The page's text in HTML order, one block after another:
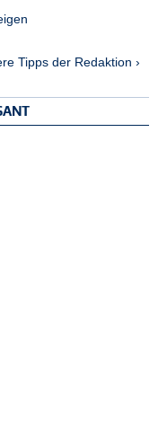
Tipps der Redaktion ›